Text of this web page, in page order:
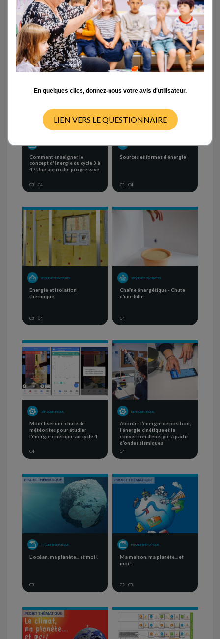
Activités en classe
- TOUT - CYCLE 1 CYCLE 2 CYCLE 3 CYCLE 4
Comment enseigner le
concept d'énergie du cycle 3 à
4 ? Une approche progressive
C3 C4
Sources et formes d’énergie
C3 C4
SÉQUENCE D'ACTIVITÉS
Énergie et isolation
thermique
C3 C4
SÉQUENCE D'ACTIVITÉS
Chaîne énergétique - Chute
d’une bille
C4
DÉFI SCIENTIFIQUE
Modéliser une chute de
météorites pour étudier
l’énergie cinétique au cycle 4
C4
DÉFI SCIENTIFIQUE
Aborder l’énergie de position,
l’énergie cinétique et la
conversion d’énergie à partir
d’ondes sismiques
C4
PROJET THÉMATIQUE
L'océan, ma planète... et moi !
C3
PROJET THÉMATIQUE
Ma maison, ma planète... et
moi !
C2 C3
En quelques clics, donnez-nous votre avis d'utilisateur.
LIEN VERS LE QUESTIONNAIRE